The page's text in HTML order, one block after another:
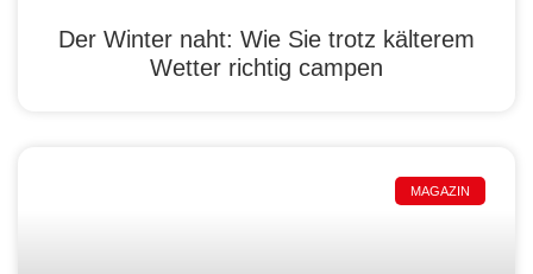
Der Winter naht: Wie Sie trotz kälterem
Wetter richtig campen
MAGAZIN